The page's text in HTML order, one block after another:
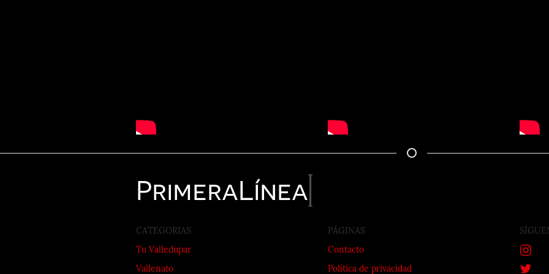
PrimeraLínea
CATEGORIAS
Tu Valledupar
Vallenato
PÁGINAS
Contacto
Política de privacidad